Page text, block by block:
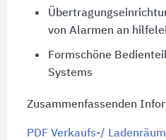
von Alarmen an
Formschöne
Systems
Zusammenfassenden
PDF Verkaufs-/